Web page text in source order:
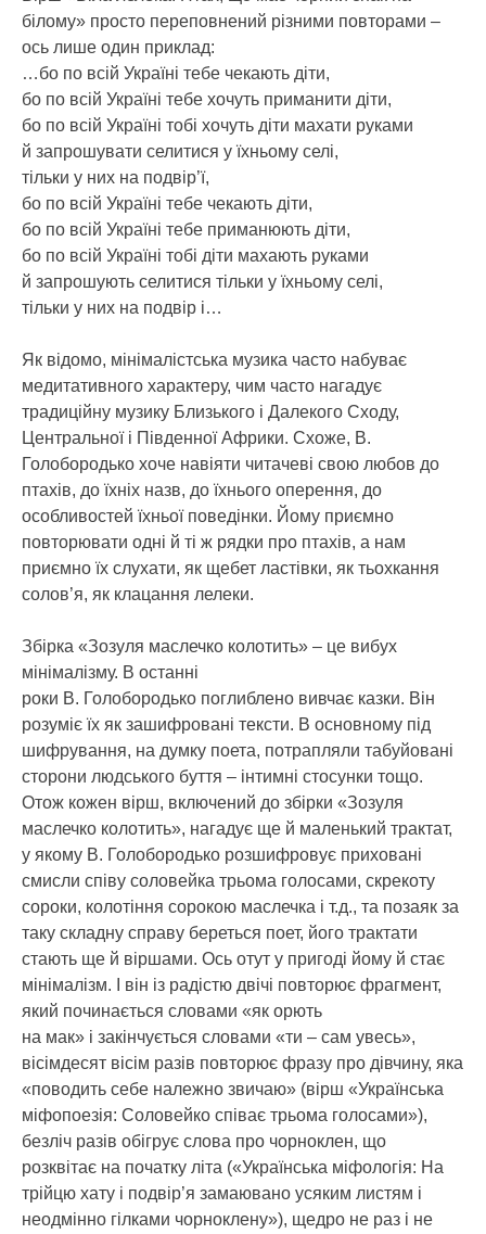
білому» просто переповнений різними повторами –
ось лише один приклад:
…бо по всій Україні тебе чекають діти,
бо по всій Україні тебе хочуть приманити діти,
бо по всій Україні тобі хочуть діти махати руками
й запрошувати селитися у їхньому селі,
тільки у них на подвір’ї,
бо по всій Україні тебе чекають діти,
бо по всій Україні тебе приманюють діти,
бо по всій Україні тобі діти махають руками
й запрошують селитися тільки у їхньому селі,
тільки у них на подвір і…
Як відомо, мінімалістська музика часто набуває
медитативного характеру, чим часто нагадує
традиційну музику Близького і Далекого Сходу,
Центральної і Південної Африки. Схоже, В.
Голобородько хоче навіяти читачеві свою любов до
птахів, до їхніх назв, до їхнього оперення, до
особливостей їхньої поведінки. Йому приємно
повторювати одні й ті ж рядки про птахів, а нам
приємно їх слухати, як щебет ластівки, як тьохкання
солов’я, як клацання лелеки.
Збірка «Зозуля маслечко колотить» – це вибух
мінімалізму. В останні
роки В. Голобородько поглиблено вивчає казки. Він
розуміє їх як зашифровані тексти. В основному під
шифрування, на думку поета, потрапляли табуйовані
сторони людського буття – інтимні стосунки тощо.
Отож кожен вірш, включений до збірки «Зозуля
маслечко колотить», нагадує ще й маленький трактат,
у якому В. Голобородько розшифровує приховані
смисли співу соловейка трьома голосами, скрекоту
сороки, колотіння сорокою маслечка і т.д., та позаяк за
таку складну справу береться поет, його трактати
стають ще й віршами. Ось отут у пригоді йому й стає
мінімалізм. І він із радістю двічі повторює фрагмент,
який починається словами «як орють
на мак» і закінчується словами «ти – сам увесь»,
вісімдесят вісім разів повторює фразу про дівчину, яка
«поводить себе належно звичаю» (вірш «Українська
міфопоезія: Соловейко співає трьома голосами»),
безліч разів обігрує слова про чорноклен, що
розквітає на початку літа («Українська міфологія: На
трійцю хату і подвір’я замаювано усяким листям і
неодмінно гілками чорноклену»), щедро не раз і не